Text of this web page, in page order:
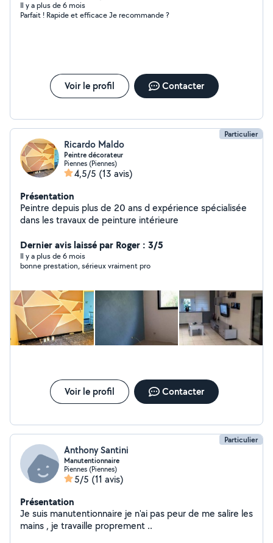
Il y a plus de 6 mois
Parfait ! Rapide et efficace Je recommande ?
Voir le profil Contacter
Particulier
Ricardo Maldo
Peintre décorateur
Piennes (Piennes)
4,5/5 (13 avis)
Présentation
Peintre depuis plus de 20 ans d expérience spécialisée
dans les travaux de peinture intérieure
Dernier avis laissé par Roger : 3/5
Il y a plus de 6 mois
bonne prestation, sérieux vraiment pro
Voir le profil Contacter
Particulier
Anthony Santini
Manutentionnaire
Piennes (Piennes)
5/5 (11 avis)
Présentation
Je suis manutentionnaire je n'ai pas peur de me salire les
mains , je travaille proprement ..